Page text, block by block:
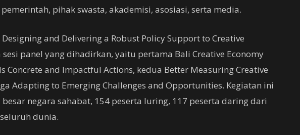
pihak swasta, akademisi, asosiasi, serta media.
and Delivering a Robust Policy Support to Creative
sesi panel yang dihadirkan, yaitu pertama Bali Creative Economy
Concrete and Impactful Actions, kedua Better Measuring Creative
Adapting to Emerging Challenges and Opportunities. Kegiatan ini
negara sahabat, 154 peserta luring, 117 peserta daring dari
dunia.